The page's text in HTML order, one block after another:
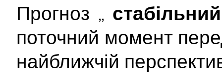
Прогноз „
поточний момент
найближчій